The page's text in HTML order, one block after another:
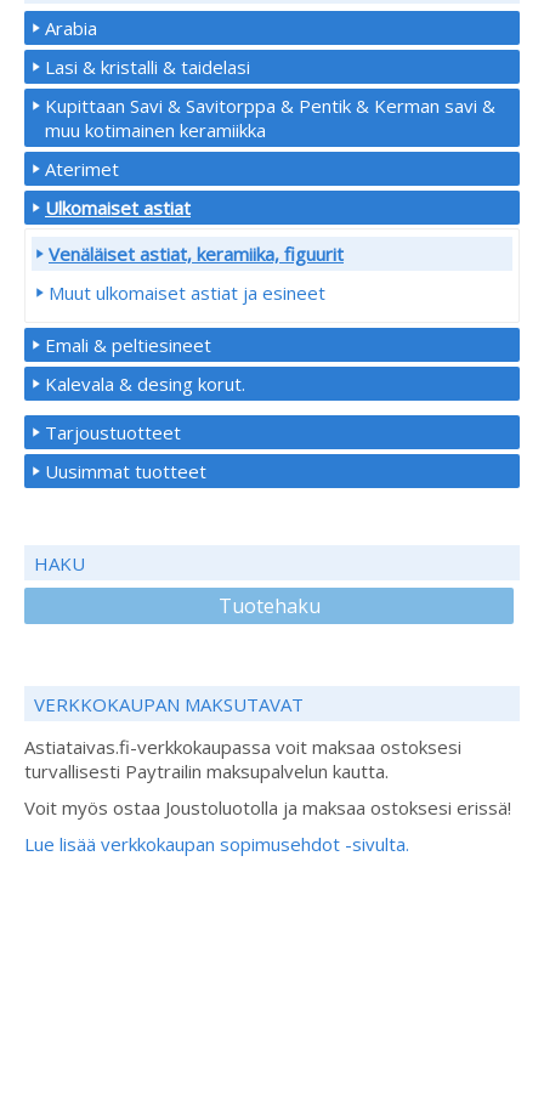
Arabia
Lasi & kristalli & taidelasi
Kupittaan Savi & Savitorppa & Pentik & Kerman savi &
muu kotimainen keramiikka
Aterimet
Ulkomaiset astiat
Venäläiset astiat, keramiika, figuurit
Muut ulkomaiset astiat ja esineet
Emali & peltiesineet
Kalevala & desing korut.
Tarjoustuotteet
Uusimmat tuotteet
HAKU
Tuotehaku
VERKKOKAUPAN MAKSUTAVAT
Astiataivas.fi-verkkokaupassa voit maksaa ostoksesi
turvallisesti Paytrailin maksupalvelun kautta.
Voit myös ostaa Joustoluotolla ja maksaa ostoksesi erissä!
Lue lisää verkkokaupan sopimusehdot -sivulta.